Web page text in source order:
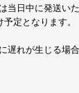
当日中に発送いた
定となります。
遅れが生じる場